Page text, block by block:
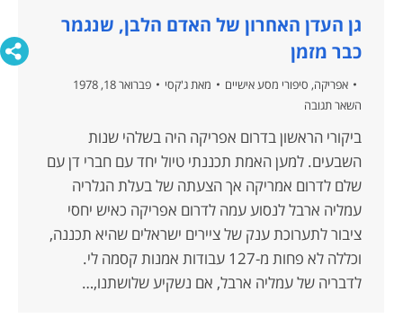
גן העדן האחרון של האדם הלבן, שנגמר
כבר מזמן
אפריקה, סיפורי מסע אישיים מאת ג'קסי
פברואר 18, 1978
השאר תגובה
ביקורי הראשון בדרום אפריקה היה בשלהי שנות
השבעים. למען האמת תכננתי טיול יחד עם חברי דן עם
שלם לדרום אמריקה אך הצעתה של בעלת הגלריה
עמליה ארבל לנסוע עמה לדרום אפריקה כאיש יחסי
ציבור לתערוכת ענק של ציירים ישראלים שהיא תכננה,
וכללה לא פחות מ-127 עבודות אמנות קסמה לי.
לדבריה של עמליה ארבל, אם נשקיע שלושתנו,…